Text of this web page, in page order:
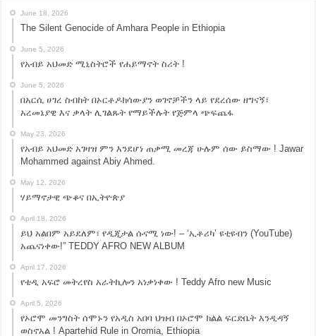
June 18, 2026
The Silent Genocide of Amhara People in Ethiopia
June 5, 2026
የአብይ አህመድ ሚኒስትሮች የሐይማኖት ስሪት !
June 5, 2026
በአርሲ ሀገረ ስብከት በኦርቶዶክሳውያን ወገኖቻችን ላይ የደረሰው ዘግናኝ፣
አረመኔያዊ እና ቃላት ሊገልጹት የማይችሉት የጅምላ ጭፍጨፋ
May 23, 2026
የአብይ አህመድ አገዛዝ ምን እንደሆነ ጠቃሚ መረጃ ሁሉም ሰው ይስማው ! Jawar
Mohammed against Abiy Ahmed.
May 12, 2026
ሃይማኖታዊ ጭቆና በኢትዮጵያ
April 18, 2026
ይህ አልበም አይደለም፣ የዲጂታል ሱናሚ ነው! – ‘ኢቶሪካ’ ዩቲዩብን (YouTube)
አጨናነቀው!” TEDDY AFRO NEW ALBUM
April 17, 2026
የቴዲ አፍሮ መትረየስ አራትኪሎን አነቃነቀው ! Teddy Afro new Music
April 5, 2026
የኦሮሞ መንግስት ሰሞኑን የአዲስ አበባ ህዝብ በኦሮሞ ክልል ፍርድቤት እንዲዳኝ
ወስኖአል ! Apartehid Rule in Oromia, Ethiopia